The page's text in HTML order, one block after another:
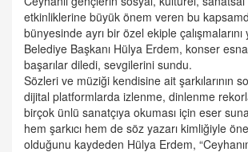
etkinliklerine büyük önem veren bu
bünyesinde ayrı bir özel ekiple
Belediye Başkanı Hülya Erdem, konser
başarılar diledi, sevgilerini sundu.
Sözleri ve müziği kendisine ait şarkılarının
dijital platformlarda izlenme, dinlenme
birçok ünlü sanatçıya okuması için eser
hem şarkıcı hem de söz yazarı kimliğiyle
olduğunu kaydeden Hülya Erdem,